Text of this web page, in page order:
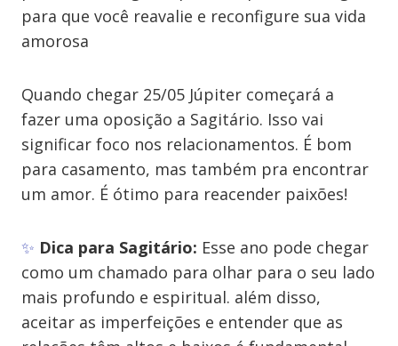
para que você reavalie e reconfigure sua vida
amorosa
Quando chegar 25/05 Júpiter começará a
fazer uma oposição a Sagitário. Isso vai
significar foco nos relacionamentos. É bom
para casamento, mas também pra encontrar
um amor. É ótimo para reacender paixões!
✨ Dica para Sagitário: Esse ano pode chegar
como um chamado para olhar para o seu lado
mais profundo e espiritual. além disso,
aceitar as imperfeições e entender que as